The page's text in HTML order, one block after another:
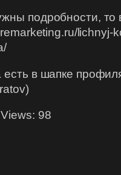
подробности, то
lichnyj-
есть в шапке
98